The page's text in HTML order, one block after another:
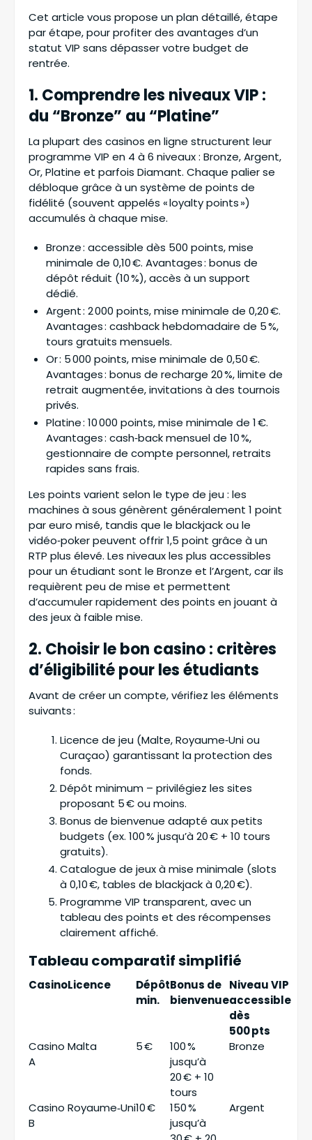
Cet article vous propose un plan détaillé, étape
par étape, pour profiter des avantages d’un
statut VIP sans dépasser votre budget de
rentrée.
1. Comprendre les niveaux VIP :
du “Bronze” au “Platine”
La plupart des casinos en ligne structurent leur
programme VIP en 4 à 6 niveaux : Bronze, Argent,
Or, Platine et parfois Diamant. Chaque palier se
débloque grâce à un système de points de
fidélité (souvent appelés « loyalty points »)
accumulés à chaque mise.
Bronze : accessible dès 500 points, mise
minimale de 0,10 €. Avantages : bonus de
dépôt réduit (10 %), accès à un support
dédié.
Argent : 2 000 points, mise minimale de 0,20 €.
Avantages : cashback hebdomadaire de 5 %,
tours gratuits mensuels.
Or : 5 000 points, mise minimale de 0,50 €.
Avantages : bonus de recharge 20 %, limite de
retrait augmentée, invitations à des tournois
privés.
Platine : 10 000 points, mise minimale de 1 €.
Avantages : cash‑back mensuel de 10 %,
gestionnaire de compte personnel, retraits
rapides sans frais.
Les points varient selon le type de jeu : les
machines à sous génèrent généralement 1 point
par euro misé, tandis que le blackjack ou le
vidéo‑poker peuvent offrir 1,5 point grâce à un
RTP plus élevé. Les niveaux les plus accessibles
pour un étudiant sont le Bronze et l’Argent, car ils
requièrent peu de mise et permettent
d’accumuler rapidement des points en jouant à
des jeux à faible mise.
2. Choisir le bon casino : critères
d’éligibilité pour les étudiants
Avant de créer un compte, vérifiez les éléments
suivants :
Licence de jeu (Malte, Royaume‑Uni ou
Curaçao) garantissant la protection des
fonds.
Dépôt minimum – privilégiez les sites
proposant 5 € ou moins.
Bonus de bienvenue adapté aux petits
budgets (ex. 100 % jusqu’à 20 € + 10 tours
gratuits).
Catalogue de jeux à mise minimale (slots
à 0,10 €, tables de blackjack à 0,20 €).
Programme VIP transparent, avec un
tableau des points et des récompenses
clairement affiché.
Tableau comparatif simplifié
CasinoLicence
Dépôt
min.
Bonus de
bienvenue
Niveau VIP
accessible
dès
500 pts
Casino
A
Malta 5 €
100 %
jusqu’à
20 € + 10
tours
Bronze
Casino
B
Royaume‑Uni10 €
150 %
jusqu’à
Argent